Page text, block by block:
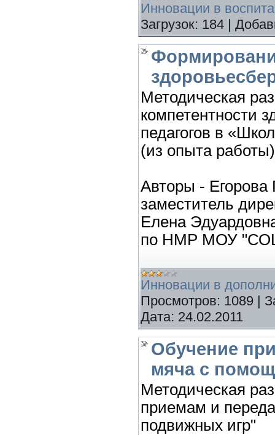
Инновации в
Загрузок: 184
Методическая
компетентности
педагогов в
(из опыта работы)
Авторы - Егорова
заместитель
Елена
по НМР МОУ
Инновации в
Просмотров: 1089
Дата: 24.02.2011
Обучение
мяча с
Методическая
приемам и
подвижных игр"